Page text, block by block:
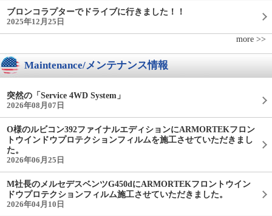
ブロンコラプターでドライブに行きました！！
2025年12月25日
more >>
Maintenance/メンテナンス情報
突然の「Service 4WD System」
2026年08月07日
O様のルビコン392ファイナルエディションにARMORTEKフロン
トウインドウプロテクションフィルムを施工させていただきまし
た。
2026年06月25日
M社長のメルセデスベンツG450dにARMORTEKフロントウイン
ドウプロテクションフィルム施工させていただきました。
2026年04月10日